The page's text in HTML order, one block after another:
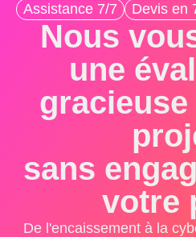
Assistance 7/7 Devis en
Nous
une
sans
votre
De l'encaissement à la